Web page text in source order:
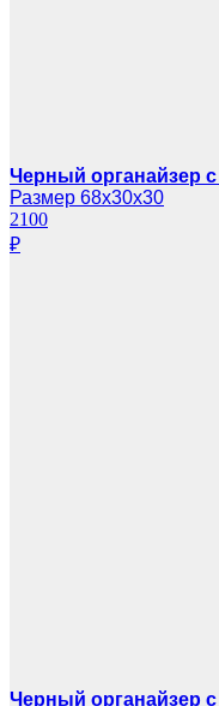
Черный органайзер
Размер 68х30х30
2100
₽
Черный органайзер